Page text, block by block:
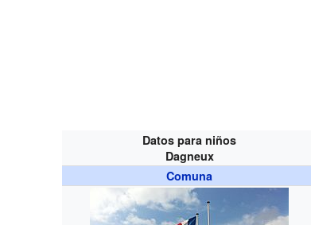
Datos para niños
Dagneux
Comuna